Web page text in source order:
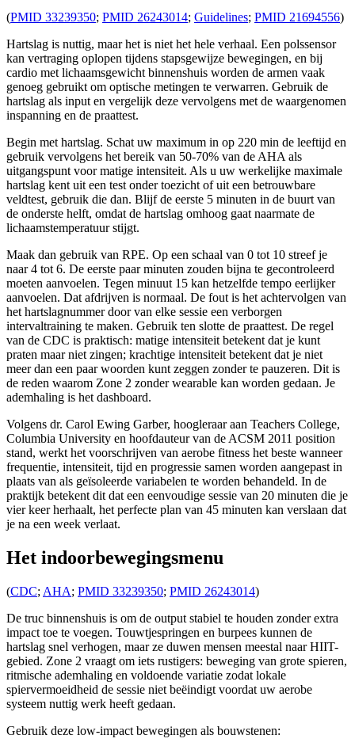
(PMID 33239350; PMID 26243014; Guidelines; PMID 21694556)
Hartslag is nuttig, maar het is niet het hele verhaal. Een polssensor
kan vertraging oplopen tijdens stapsgewijze bewegingen, en bij
cardio met lichaamsgewicht binnenshuis worden de armen vaak
genoeg gebruikt om optische metingen te verwarren. Gebruik de
hartslag als input en vergelijk deze vervolgens met de waargenomen
inspanning en de praattest.
Begin met hartslag. Schat uw maximum in op 220 min de leeftijd en
gebruik vervolgens het bereik van 50-70% van de AHA als
uitgangspunt voor matige intensiteit. Als u uw werkelijke maximale
hartslag kent uit een test onder toezicht of uit een betrouwbare
veldtest, gebruik die dan. Blijf de eerste 5 minuten in de buurt van
de onderste helft, omdat de hartslag omhoog gaat naarmate de
lichaamstemperatuur stijgt.
Maak dan gebruik van RPE. Op een schaal van 0 tot 10 streef je
naar 4 tot 6. De eerste paar minuten zouden bijna te gecontroleerd
moeten aanvoelen. Tegen minuut 15 kan hetzelfde tempo eerlijker
aanvoelen. Dat afdrijven is normaal. De fout is het achtervolgen van
het hartslagnummer door van elke sessie een verborgen
intervaltraining te maken. Gebruik ten slotte de praattest. De regel
van de CDC is praktisch: matige intensiteit betekent dat je kunt
praten maar niet zingen; krachtige intensiteit betekent dat je niet
meer dan een paar woorden kunt zeggen zonder te pauzeren. Dit is
de reden waarom Zone 2 zonder wearable kan worden gedaan. Je
ademhaling is het dashboard.
Volgens dr. Carol Ewing Garber, hoogleraar aan Teachers College,
Columbia University en hoofdauteur van de ACSM 2011 position
stand, werkt het voorschrijven van aerobe fitness het beste wanneer
frequentie, intensiteit, tijd en progressie samen worden aangepast in
plaats van als geïsoleerde variabelen te worden behandeld. In de
praktijk betekent dit dat een eenvoudige sessie van 20 minuten die je
vier keer herhaalt, het perfecte plan van 45 minuten kan verslaan dat
je na een week verlaat.
Het indoorbewegingsmenu
(CDC; AHA; PMID 33239350; PMID 26243014)
De truc binnenshuis is om de output stabiel te houden zonder extra
impact toe te voegen. Touwtjespringen en burpees kunnen de
hartslag snel verhogen, maar ze duwen mensen meestal naar HIIT-
gebied. Zone 2 vraagt ​​om iets rustigers: beweging van grote spieren,
ritmische ademhaling en voldoende variatie zodat lokale
spiervermoeidheid de sessie niet beëindigt voordat uw aerobe
systeem nuttig werk heeft gedaan.
Gebruik deze low-impact bewegingen als bouwstenen: